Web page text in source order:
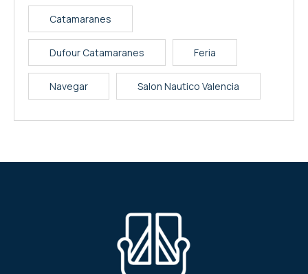
Catamaranes
Dufour Catamaranes Feria
Navegar Salon Nautico Valencia